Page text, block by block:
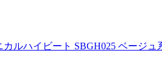
ルハイビート SBGH025 ベージュ